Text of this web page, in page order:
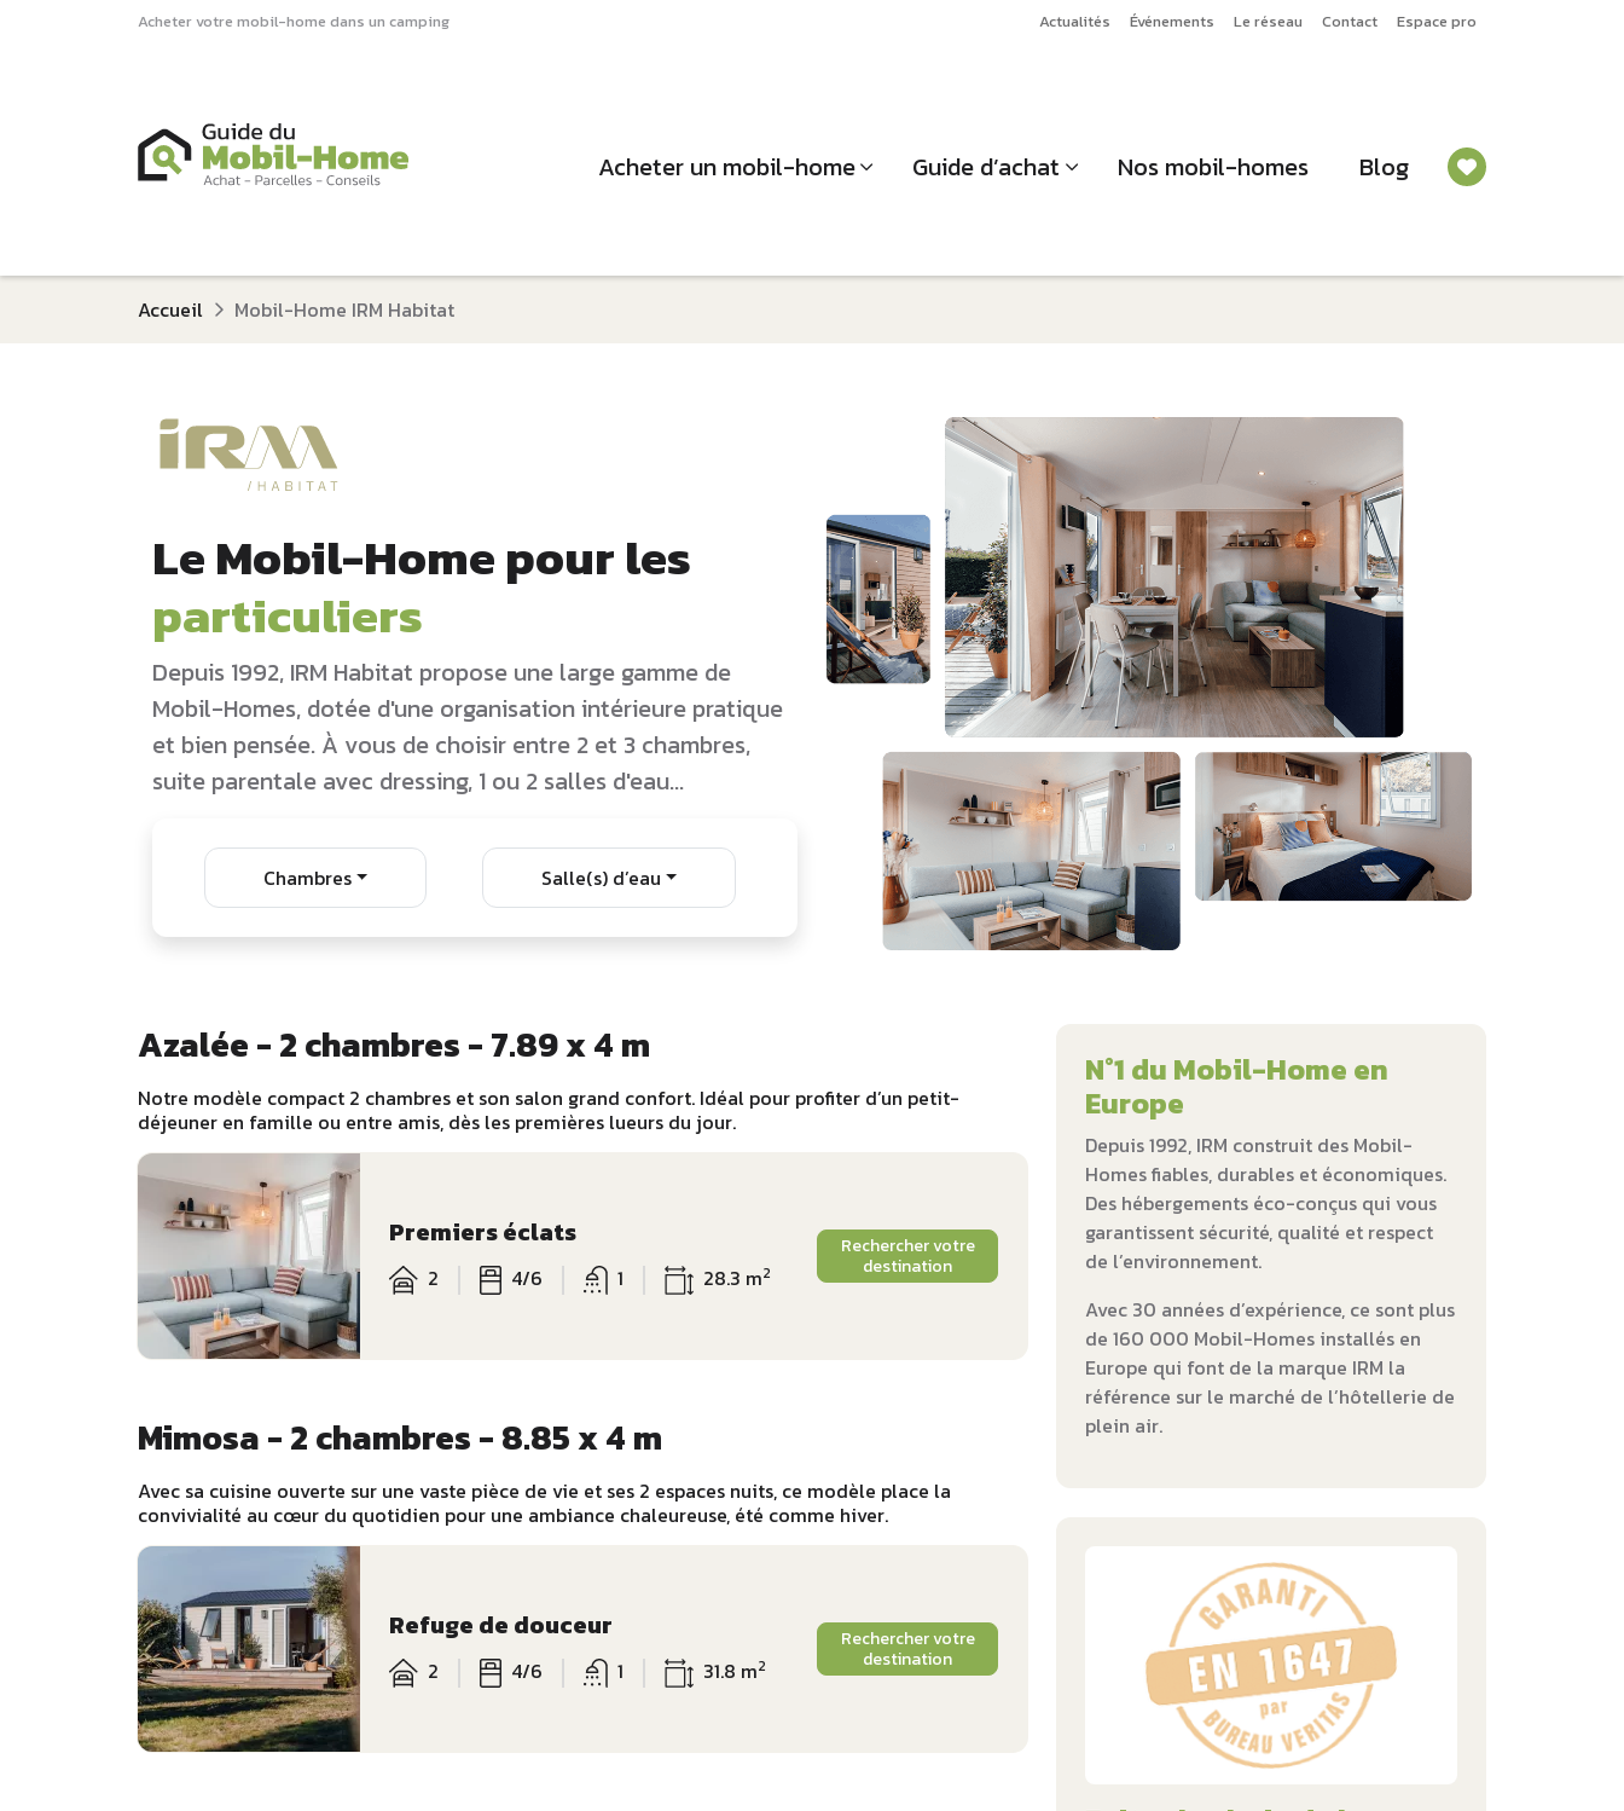
Acheter votre mobil-home dans un camping Actualités Événements Le réseau Contact Espace pro
Acheter un mobil-home Guide d’achat Nos mobil-homes Blog
Accueil Mobil-Home IRM Habitat
Le Mobil-Home pour les
particuliers
Depuis 1992, IRM Habitat propose une large gamme de
Mobil-Homes, dotée d'une organisation intérieure pratique
et bien pensée. À vous de choisir entre 2 et 3 chambres,
suite parentale avec dressing, 1 ou 2 salles d'eau...
Chambres Salle(s) d’eau
Azalée - 2 chambres - 7.89 x 4 m
Notre modèle compact 2 chambres et son salon grand confort. Idéal pour profiter d’un petit-
déjeuner en famille ou entre amis, dès les premières lueurs du jour.
Premiers éclats
2 4/6 1 28.3 m2
Rechercher votre
destination
Mimosa - 2 chambres - 8.85 x 4 m
Avec sa cuisine ouverte sur une vaste pièce de vie et ses 2 espaces nuits, ce modèle place la
convivialité au cœur du quotidien pour une ambiance chaleureuse, été comme hiver.
Refuge de douceur
2 4/6 1 31.8 m2
Rechercher votre
destination
N°1 du Mobil-Home en
Europe
Depuis 1992, IRM construit des Mobil-
Homes fiables, durables et économiques.
Des hébergements éco-conçus qui vous
garantissent sécurité, qualité et respect
de l’environnement.
Avec 30 années d’expérience, ce sont plus
de 160 000 Mobil-Homes installés en
Europe qui font de la marque IRM la
référence sur le marché de l’hôtellerie de
plein air.